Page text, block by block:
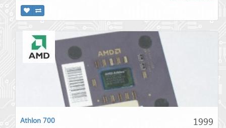
1999
Athlon 700